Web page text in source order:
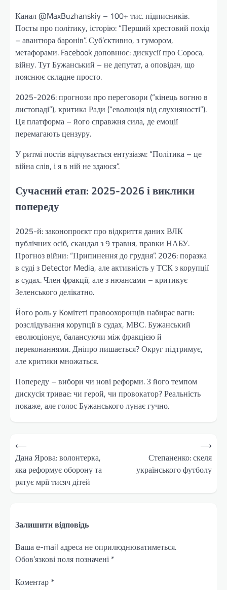
Канал @MaxBuzhanskiy – 100+ тис. підписників.
Посты про політику, історію: “Перший хрестовий похід
– авантюра баронів”. Суб’єктивно, з гумором,
метафорами. Facebook доповнює: дискусії про Сороса,
війну. Тут Бужанський – не депутат, а оповідач, що
пояснює складне просто.
2025-2026: прогнози про переговори (“кінець вогню в
листопаді”), критика Ради (“еволюція від слухняності”).
Ця платформа – його справжня сила, де емоції
перемагають цензуру.
У ритмі постів відчувається ентузіазм: “Політика – це
війна слів, і я в ній не здаюся”.
Сучасний етап: 2025-2026 і виклики
попереду
2025-й: законопроєкт про відкриття даних ВЛК
публічних осіб, скандал з 9 травня, правки НАБУ.
Прогноз війни: “Припинення до грудня”. 2026: поразка
в суді з Detector Media, але активність у ТСК з корупції
в судах. Член фракції, але з нюансами – критикує
Зеленського делікатно.
Його роль у Комітеті правоохоронців набирає ваги:
розслідування корупції в судах, МВС. Бужанський
еволюціонує, балансуючи між фракцією й
переконаннями. Дніпро пишається? Округ підтримує,
але критики множаться.
Попереду – вибори чи нові реформи. З його темпом
дискусія триває: чи герой, чи провокатор? Реальність
покаже, але голос Бужанського лунає гучно.
Навігація
записів
⟵
Дана Ярова: волонтерка,
яка реформує оборону та
рятує мрії тисяч дітей
Степаненко: скеля
українського футболу
⟶
Залишити відповідь
Ваша e-mail адреса не оприлюднюватиметься.
Обов’язкові поля позначені *
Коментар *